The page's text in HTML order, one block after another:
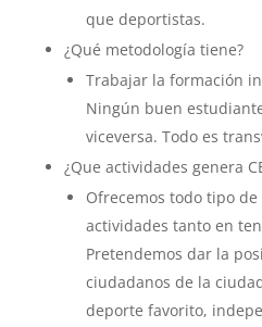
que deportistas.
¿Qué metodología tiene?
Trabajar la formación
Ningún buen
viceversa. Todo es
¿Que actividades genera
Ofrecemos todo tipo
actividades tanto en
Pretendemos dar la
ciudadanos de la
deporte favorito,